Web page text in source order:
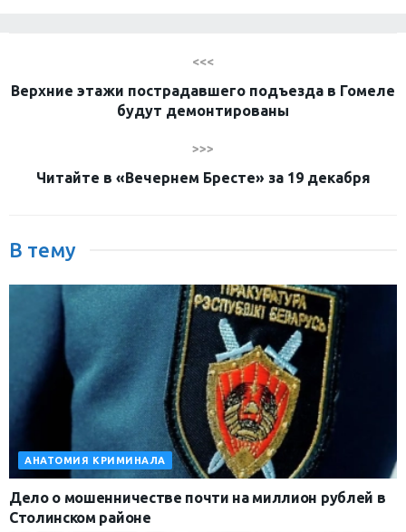
<<<
Верхние этажи пострадавшего подъезда в Гомеле
будут демонтированы
>>>
Читайте в «Вечернем Бресте» за 19 декабря
В тему
АНАТОМИЯ КРИМИНАЛА
Дело о мошенничестве почти на миллион рублей в
Столинском районе